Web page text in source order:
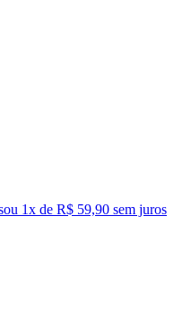
ou 1x de R$ 59,90 sem juros